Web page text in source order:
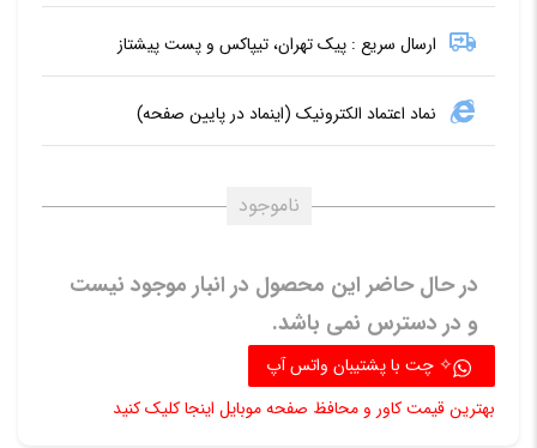
ارسال سریع : پیک تهران، تیپاکس و پست پیشتاز
نماد اعتماد الکترونیک (اینماد در پایین صفحه)
ناموجود
در حال حاضر این محصول در انبار موجود نیست
و در دسترس نمی باشد.
✧ چت با پشتیبان واتس آپ
بهترین قیمت کاور و محافظ صفحه موبایل اینجا کلیک کنید